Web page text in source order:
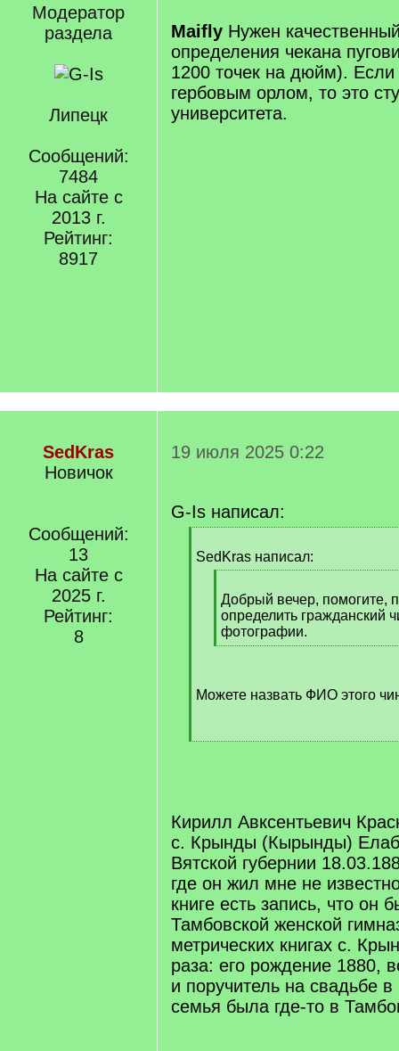
Модератор
раздела
Липецк
Сообщений:
7484
На сайте с
2013 г.
Рейтинг:
8917
Maifly Нужен
определения чекана
1200 точек на дюйм). Если
гербовым орлом, то это
университета.
SedKras
Новичок
Сообщений:
13
На сайте с
2025 г.
Рейтинг:
8
19 июля 2025 0:22
G-Is написал:
q
SedKras написал:
q
]
Добрый вечер, помогите,
определить гражданский
фотографии.
[
]
Можете назвать ФИО этого
[
Кирилл Авксентьевич
с. Крынды (Кырынды)
Вятской губернии
где он жил мне не
книге есть запись, что он
Тамбовской женской
метрических книгах с.
раза: его рождение 1880,
и поручитель на свадьбе
семья была где-то в